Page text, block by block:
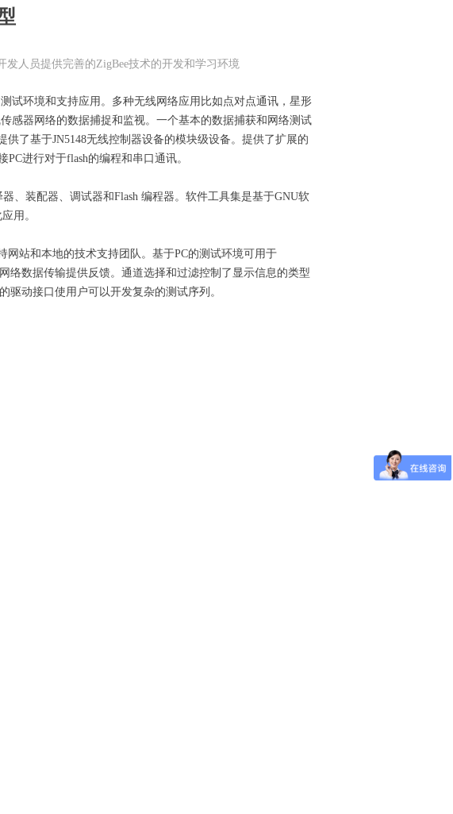
发人员提供完善的ZigBee技术的开发和学习环境
试环境和支持应用。多种无线网络应用比如点对点通讯，星形
感器网络的数据捕捉和监视。一个基本的数据捕获和网络测试
了基于JN5148无线控制器设备的模块级设备。提供了扩展的
进行对于flash的编程和串口通讯。
、装配器、调试器和Flash 编程器。软件工具集是基于GNU软
用。
站和本地的技术支持团队。基于PC的测试环境可用于
络数据传输提供反馈。通道选择和过滤控制了显示信息的类型
驱动接口使用户可以开发复杂的测试序列。